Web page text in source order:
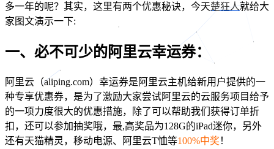
多一年的呢？其实，这里有两个优惠秘诀，今天楚狂人就给大
家图文演示一下:
一、必不可少的阿里云幸运券：
阿里云（aliping.com）幸运券是阿里云主机给新用户提供的一
种专享优惠券，是为了激励大家尝试阿里云的云服务项目给予
的一项力度很大的优惠措施，除了可以帮助我们获得订单折
扣，还可以参加抽奖哦，最,高奖品为128G的iPad迷你，另外
还有天猫精灵，移动电源、阿里云T恤等100%中奖 ！